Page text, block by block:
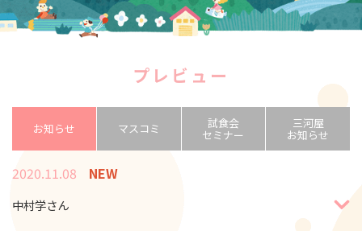
プレビュー
お知らせ マスコミ 試食会
セミナー
三河屋
お知らせ
2020.11.08 NEW
中村学さん